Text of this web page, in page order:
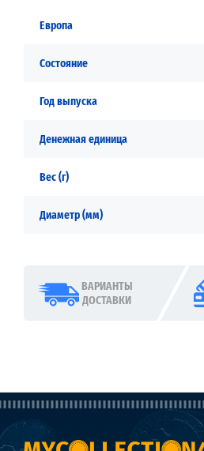
Европа
Состояние
Год выпуска
Денежная единица
Вес (г)
Диаметр (мм)
ВАРИАНТЫ
ДОСТАВКИ